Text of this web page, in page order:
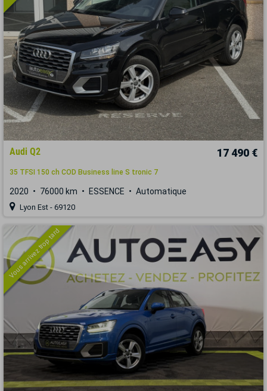
Audi Q2 17 490 €
35 TFSI 150 ch COD Business line S tronic 7
2020 76000 km ESSENCE Automatique
Lyon Est - 69120
Vous arrivez trop tard